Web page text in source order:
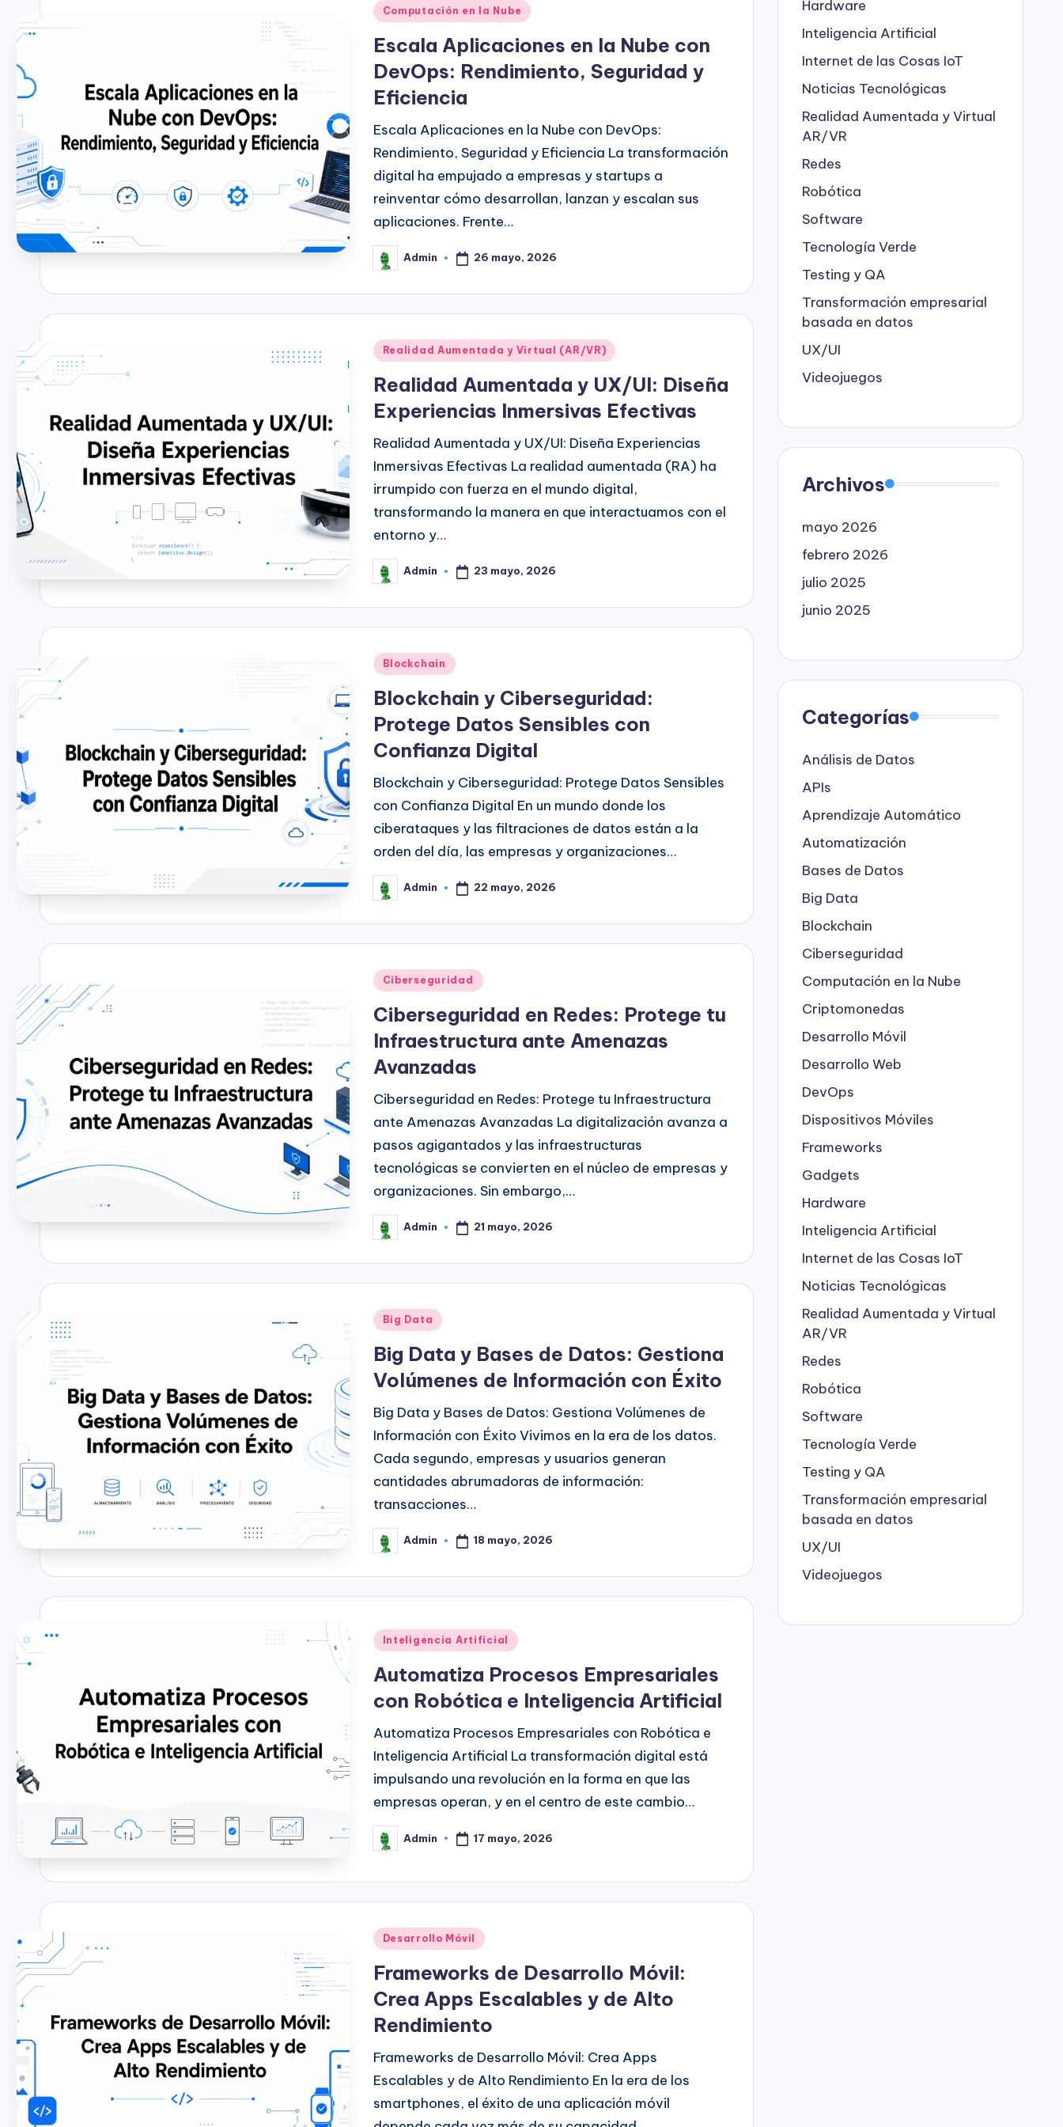
Publicado
Computación en la Nube
Escala Aplicaciones en la Nube con
DevOps: Rendimiento, Seguridad y
Eficiencia
Escala Aplicaciones en la Nube con DevOps:
Rendimiento, Seguridad y Eficiencia La transformación
digital ha empujado a empresas y startups a
reinventar cómo desarrollan, lanzan y escalan sus
aplicaciones. Frente…
Publicado
por
Admin 26 mayo, 2026
Publicado
Realidad Aumentada y Virtual (AR/VR)
Realidad Aumentada y UX/UI: Diseña
Experiencias Inmersivas Efectivas
Realidad Aumentada y UX/UI: Diseña Experiencias
Inmersivas Efectivas La realidad aumentada (RA) ha
irrumpido con fuerza en el mundo digital,
transformando la manera en que interactuamos con el
entorno y…
Publicado
por
Admin 23 mayo, 2026
Publicado
Blockchain
Blockchain y Ciberseguridad:
Protege Datos Sensibles con
Confianza Digital
Blockchain y Ciberseguridad: Protege Datos Sensibles
con Confianza Digital En un mundo donde los
ciberataques y las filtraciones de datos están a la
orden del día, las empresas y organizaciones…
Publicado
por
Admin 22 mayo, 2026
Publicado
Ciberseguridad
Ciberseguridad en Redes: Protege tu
Infraestructura ante Amenazas
Avanzadas
Ciberseguridad en Redes: Protege tu Infraestructura
ante Amenazas Avanzadas La digitalización avanza a
pasos agigantados y las infraestructuras
tecnológicas se convierten en el núcleo de empresas y
organizaciones. Sin embargo,…
Publicado
por
Admin 21 mayo, 2026
Publicado
Big Data
Big Data y Bases de Datos: Gestiona
Volúmenes de Información con Éxito
Big Data y Bases de Datos: Gestiona Volúmenes de
Información con Éxito Vivimos en la era de los datos.
Cada segundo, empresas y usuarios generan
cantidades abrumadoras de información:
transacciones…
Publicado
por
Admin 18 mayo, 2026
Publicado
Inteligencia Artificial
Automatiza Procesos Empresariales
con Robótica e Inteligencia Artificial
Automatiza Procesos Empresariales con Robótica e
Inteligencia Artificial La transformación digital está
impulsando una revolución en la forma en que las
empresas operan, y en el centro de este cambio…
Publicado
por
Admin 17 mayo, 2026
Publicado
Desarrollo Móvil
Frameworks de Desarrollo Móvil:
Crea Apps Escalables y de Alto
Rendimiento
Frameworks de Desarrollo Móvil: Crea Apps
Escalables y de Alto Rendimiento En la era de los
smartphones, el éxito de una aplicación móvil
Hardware
Inteligencia Artificial
Internet de las Cosas IoT
Noticias Tecnológicas
Realidad Aumentada y Virtual
AR/VR
Redes
Robótica
Software
Tecnología Verde
Testing y QA
Transformación empresarial
basada en datos
UX/UI
Videojuegos
Archivos
mayo 2026
febrero 2026
julio 2025
junio 2025
Categorías
Análisis de Datos
APIs
Aprendizaje Automático
Automatización
Bases de Datos
Big Data
Blockchain
Ciberseguridad
Computación en la Nube
Criptomonedas
Desarrollo Móvil
Desarrollo Web
DevOps
Dispositivos Móviles
Frameworks
Gadgets
Hardware
Inteligencia Artificial
Internet de las Cosas IoT
Noticias Tecnológicas
Realidad Aumentada y Virtual
AR/VR
Redes
Robótica
Software
Tecnología Verde
Testing y QA
Transformación empresarial
basada en datos
UX/UI
Videojuegos